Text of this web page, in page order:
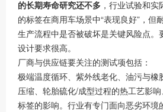
的长期寿命研究还不多 ，行业试验和
的标签在商用车场景中“表现良好”，但
生产流程中是否被破坏是关键风险点。
设计要求很高。
厂商与供应链要关注的测试项包括：
极端温度循环、紫外线老化、油污与橡
压缩、轮胎硫化/成型过程的热工艺影
标签的影响。行业有专门面向恶劣环境